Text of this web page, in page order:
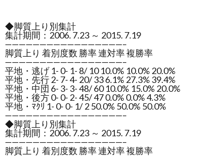
◆脚質上り別集計
集計期間：2006. 7.23 ～ 2015. 7.19
—————————————————–
脚質上り 着別度数 勝率 連対率 複勝率
—————————————————–
平地・逃げ 1- 0- 1- 8/ 10 10.0% 10.0% 20.0%
平地・先行 2- 7- 4- 20/ 33 6.1% 27.3% 39.4%
平地・中団 6- 3- 3- 48/ 60 10.0% 15.0% 20.0%
平地・後方 0- 0- 2- 45/ 47 0.0% 0.0% 4.3%
平地・ﾏｸﾘ 1- 0- 0- 1/ 2 50.0% 50.0% 50.0%
—————————————————–
◆脚質上り別集計
集計期間：2006. 7.23 ～ 2015. 7.19
—————————————————–
脚質上り 着別度数 勝率 連対率 複勝率